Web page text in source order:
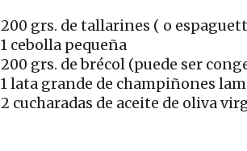
200 grs. de tallarines ( o
1 cebolla pequeña
200 grs. de brécol (puede ser
1 lata grande de champiñones
2 cucharadas de aceite de oliva